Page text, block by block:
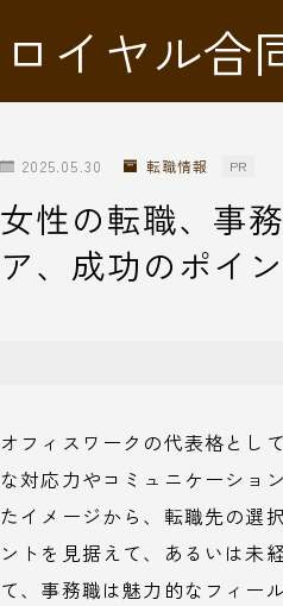
ロイヤル合
2025.05.30 転職情報 PR
女性の転職、事
ア、成功のポイ
オフィスワークの代表格とし
な対応力やコミュニケーショ
たイメージから、転職先の選
ントを見据えて、あるいは未
て、事務職は魅力的なフィー